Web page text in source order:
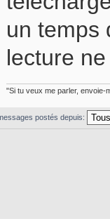
un temps
lecture
"Si tu veux me parler, envoie-
postés depuis: